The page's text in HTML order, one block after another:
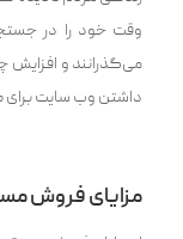
وقت خود را در
می‌گذرانند و
داشتن وب سایت
مزایای فروش